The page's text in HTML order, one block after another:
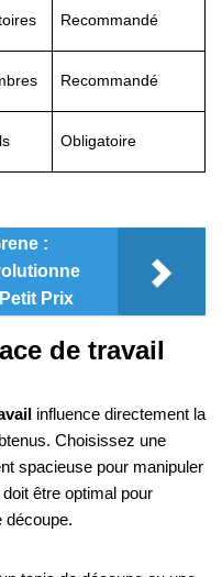
Recommandé
Recommandé
Obligatoire
:
Prix
de travail
influence directement la
Choisissez une
spacieuse pour manipuler
être optimal pour
découpe.